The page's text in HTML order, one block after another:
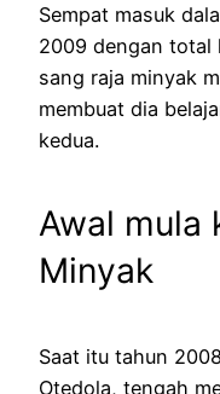
Sempat masuk
2009 dengan total
sang raja minyak
membuat dia
kedua.
Awal mula
Minyak
Saat itu tahun
Otedola, tengah